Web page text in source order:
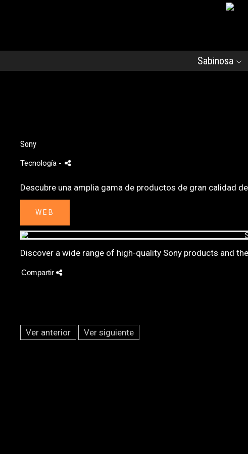
Sabinosa
Sony
Tecnología -
Descubre una amplia gama de productos de gran calidad
WEB
Discover a wide range of high-quality Sony products and
Compartir
Ver anterior Ver siguiente